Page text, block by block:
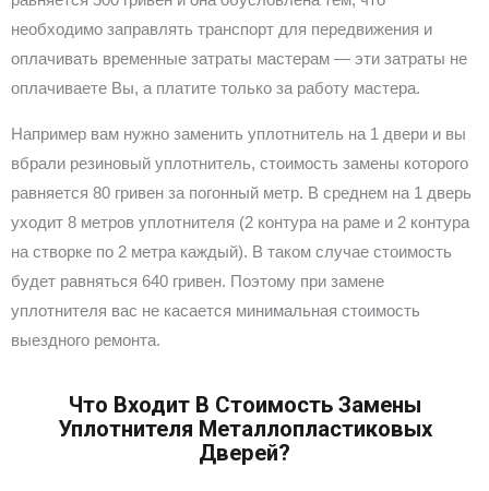
необходимо заправлять транспорт для передвижения и
оплачивать временные затраты мастерам — эти затраты не
оплачиваете Вы, а платите только за работу мастера.
Например вам нужно заменить уплотнитель на 1 двери и вы
вбрали резиновый уплотнитель, стоимость замены которого
равняется 80 гривен за погонный метр. В среднем на 1 дверь
уходит 8 метров уплотнителя (2 контура на раме и 2 контура
на створке по 2 метра каждый). В таком случае стоимость
будет равняться 640 гривен. Поэтому при замене
уплотнителя вас не касается минимальная стоимость
выездного ремонта.
Что Входит В Стоимость Замены
Уплотнителя Металлопластиковых
Дверей?